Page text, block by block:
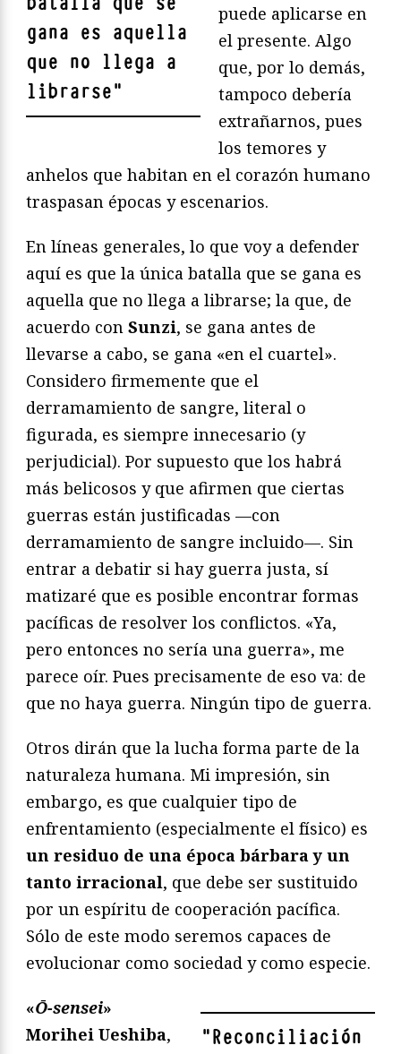
gana es aquella
que no llega a
librarse"
puede aplicarse en
el presente. Algo
que, por lo demás,
tampoco debería
extrañarnos, pues
los temores y
anhelos que habitan en el corazón humano
traspasan épocas y escenarios.
En líneas generales, lo que voy a defender
aquí es que la única batalla que se gana es
aquella que no llega a librarse; la que, de
acuerdo con Sunzi, se gana antes de
llevarse a cabo, se gana «en el cuartel».
Considero firmemente que el
derramamiento de sangre, literal o
figurada, es siempre innecesario (y
perjudicial). Por supuesto que los habrá
más belicosos y que afirmen que ciertas
guerras están justificadas —con
derramamiento de sangre incluido—. Sin
entrar a debatir si hay guerra justa, sí
matizaré que es posible encontrar formas
pacíficas de resolver los conflictos. «Ya,
pero entonces no sería una guerra», me
parece oír. Pues precisamente de eso va: de
que no haya guerra. Ningún tipo de guerra.
Otros dirán que la lucha forma parte de la
naturaleza humana. Mi impresión, sin
embargo, es que cualquier tipo de
enfrentamiento (especialmente el físico) es
un residuo de una época bárbara y un
tanto irracional, que debe ser sustituido
por un espíritu de cooperación pacífica.
Sólo de este modo seremos capaces de
evolucionar como sociedad y como especie.
"Reconciliación
«Ō-sensei»
Morihei Ueshiba,